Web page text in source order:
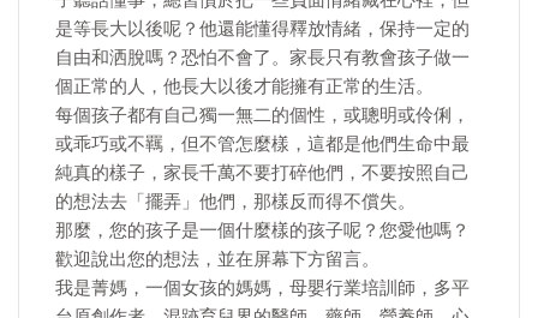
是等長大以後呢？他還能懂得釋放情緒，保持一定的
自由和洒脫嗎？恐怕不會了。家長只有教會孩子做一
個正常的人，他長大以後才能擁有正常的生活。
每個孩子都有自己獨一無二的個性，或聰明或伶俐，
或乖巧或不羈，但不管怎麼樣，這都是他們生命中最
純真的樣子，家長千萬不要打碎他們，不要按照自己
的想法去「擺弄」他們，那樣反而得不償失。
那麼，您的孩子是一個什麼樣的孩子呢？您愛他嗎？
歡迎說出您的想法，並在屏幕下方留言。
我是菁媽，一個女孩的媽媽，母嬰行業培訓師，多平